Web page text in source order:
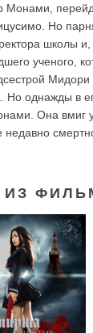
Монами,
Но
школы
ученого,
Но однажды в
Она вмиг